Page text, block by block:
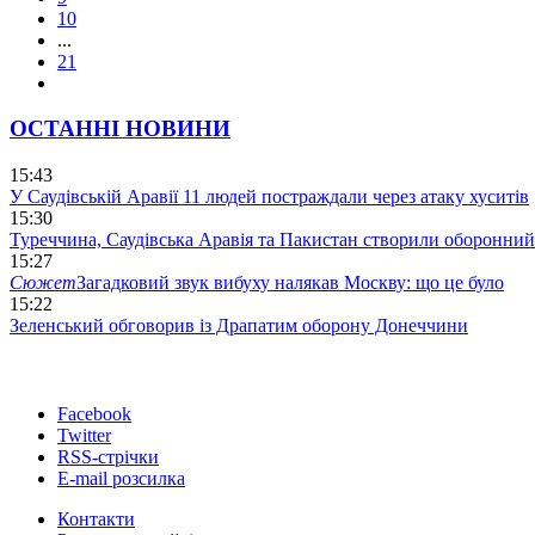
10
...
21
ОСТАННІ НОВИНИ
15:43
У Саудівській Аравії 11 людей постраждали через атаку хуситів
15:30
Туреччина, Саудівська Аравія та Пакистан створили
15:27
СюжетЗагадковий звук вибуху налякав Москву: що це було
15:22
Зеленський обговорив із Драпатим оборону Донеччини
Facebook
Twitter
RSS-стрічки
E-mail розсилка
Контакти